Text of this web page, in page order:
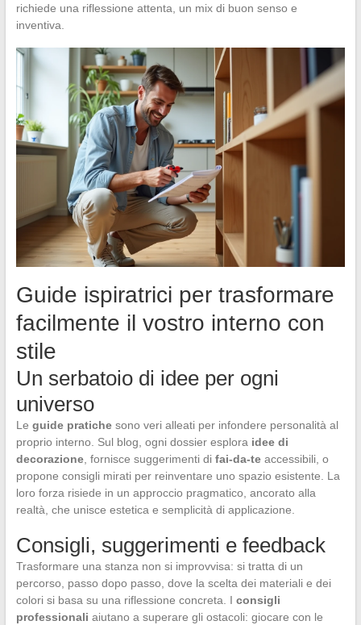
richiede una riflessione attenta, un mix di buon senso e
inventiva.
Guide ispiratrici per trasformare
facilmente il vostro interno con
stile
Un serbatoio di idee per ogni
universo
Le guide pratichesono veri alleati per infondere personalità al
proprio interno. Sul blog, ogni dossier esplora idee di
decorazione, fornisce suggerimenti di fai-da-teaccessibili, o
propone consigli mirati per reinventare uno spazio esistente. La
loro forza risiede in un approccio pragmatico, ancorato alla
realtà, che unisce estetica e semplicità di applicazione.
Consigli, suggerimenti e feedback
Trasformare una stanza non si improvvisa: si tratta di un
percorso, passo dopo passo, dove la scelta dei materiali e dei
colori si basa su una riflessione concreta. I consigli
professionali aiutano a superare gli ostacoli: giocare con le